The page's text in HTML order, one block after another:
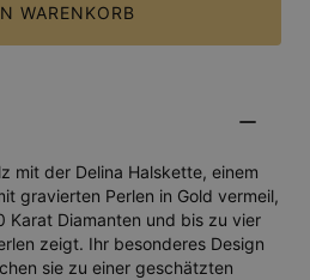
WARENKORB
mit der Delina Halskette, einem
gravierten Perlen in Gold vermeil,
Karat Diamanten und bis zu vier
zeigt. Ihr besonderes Design
sie zu einer geschätzten